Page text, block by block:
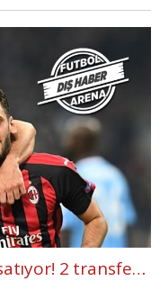
Milan, Hakan Çalhanoğlu'nu satıyor! 2 transfer talibi